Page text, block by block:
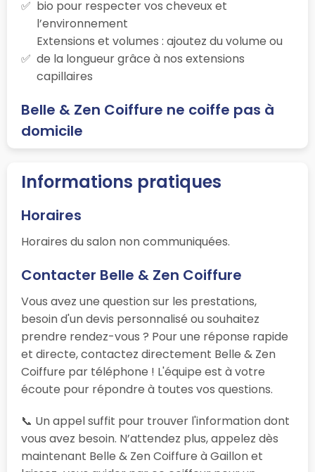
bio pour respecter vos cheveux et
l’environnement
Extensions et volumes : ajoutez du volume ou
de la longueur grâce à nos extensions
capillaires
Belle & Zen Coiffure ne coiffe pas à
domicile
Informations pratiques
Horaires
Horaires du salon non communiquées.
Contacter Belle & Zen Coiffure
Vous avez une question sur les prestations,
besoin d'un devis personnalisé ou souhaitez
prendre rendez-vous ? Pour une réponse rapide
et directe, contactez directement Belle & Zen
Coiffure par téléphone ! L'équipe est à votre
écoute pour répondre à toutes vos questions.
📞 Un appel suffit pour trouver l'information dont
vous avez besoin. N’attendez plus, appelez dès
maintenant Belle & Zen Coiffure à Gaillon et